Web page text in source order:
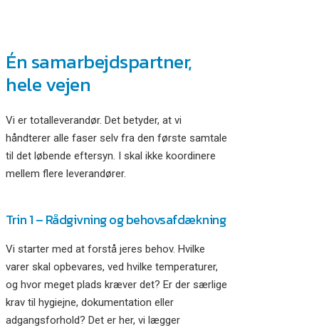
Én samarbejdspartner,
hele vejen
Vi er totalleverandør. Det betyder, at vi
håndterer alle faser selv fra den første samtale
til det løbende eftersyn. I skal ikke koordinere
mellem flere leverandører.
Trin 1 – Rådgivning og behovsafdækning
Vi starter med at forstå jeres behov. Hvilke
varer skal opbevares, ved hvilke temperaturer,
og hvor meget plads kræver det? Er der særlige
krav til hygiejne, dokumentation eller
adgangsforhold? Det er her, vi lægger